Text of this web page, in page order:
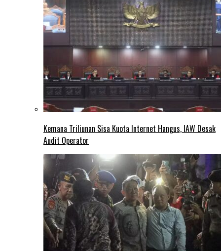
Kemana Triliunan Sisa Kuota Internet Hangus, IAW Desak
Audit Operator